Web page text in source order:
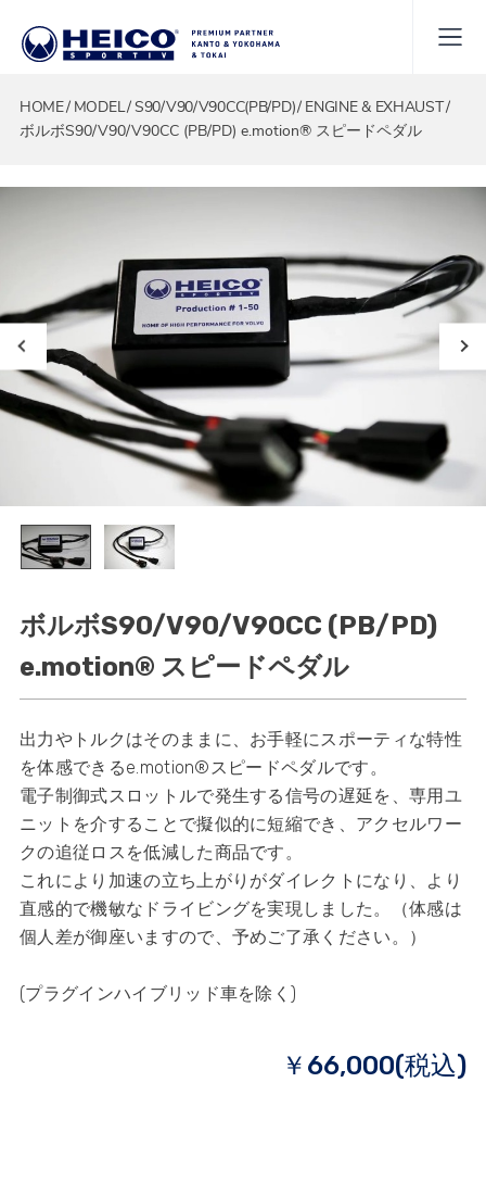
HOME MODEL S90/V90/V90CC(PB/PD) ENGINE & EXHAUST
ボルボS90/V90/V90CC (PB/PD) e.motion® スピードペダル
ボルボS90/V90/V90CC (PB/PD)
e.motion® スピードペダル
出力やトルクはそのままに、お手軽にスポーティな特性
を体感できるe.motion®スピードペダルです。
電子制御式スロットルで発生する信号の遅延を、専用ユ
ニットを介することで擬似的に短縮でき、アクセルワー
クの追従ロスを低減した商品です。
これにより加速の立ち上がりがダイレクトになり、より
直感的で機敏なドライビングを実現しました。（体感は
個人差が御座いますので、予めご了承ください。）
(プラグインハイブリッド車を除く)
￥66,000(税込)